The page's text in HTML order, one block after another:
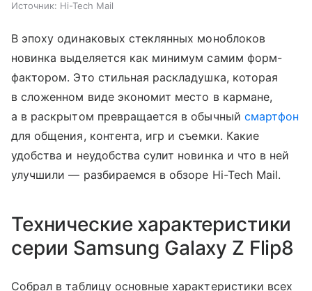
Источник: Hi-Tech Mail
В эпоху одинаковых стеклянных моноблоков
новинка выделяется как минимум самим форм-
фактором. Это стильная раскладушка, которая
в сложенном виде экономит место в кармане,
а в раскрытом превращается в обычный смартфон
для общения, контента, игр и съемки. Какие
удобства и неудобства сулит новинка и что в ней
улучшили — разбираемся в обзоре Hi-Tech Mail.
Технические характеристики
серии Samsung Galaxy Z Flip8
Собрал в таблицу основные характеристики всех